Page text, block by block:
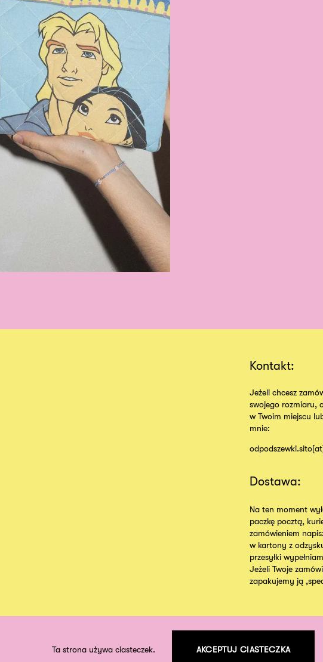
Kontakt:
Jeżeli chcesz
swojego rozmiaru,
w Twoim miejscu
mnie:
Dostawa:
Na ten moment
paczkę pocztą,
zamówieniem
w kartony z
przesyłki
Jeżeli Twoje
zapakujemy ją
©2026 odpodszewki
Ta strona używa ciasteczek. AKCEPTUJ CIASTECZKA